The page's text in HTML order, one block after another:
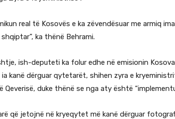
real të Kosovës e ka zëvendësuar me armiq
ka thënë Behrami.
ish-deputeti ka folur edhe në emisionin
kanë dërguar qytetarët, shihen zyra e
Qeverisë, duke thënë se nga aty është
që jetojnë në kryeqytet më kanë dërguar